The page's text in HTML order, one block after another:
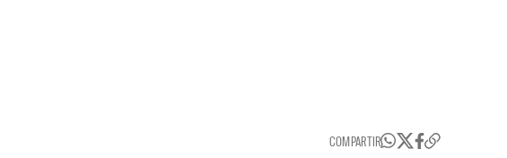
COMPARTIR